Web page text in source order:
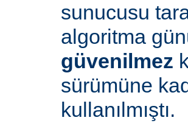
sunucusu
algoritma
güvenilmez
sürümüne
kullanılmıştı.